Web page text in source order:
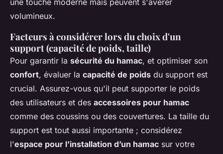
une touche moderne mais peuvent s'avérer
volumineux.
Facteurs à considérer lors du choix d'un
support (capacité de poids, taille)
Pour garantir la sécurité du hamac, et optimiser son
confort, évaluer la capacité de poids du support est
crucial. Assurez-vous qu'il peut supporter le poids
des utilisateurs et des accessoires pour hamac
comme des coussins ou des couvertures. La taille du
support est tout aussi importante ; considérez
l'espace pour l'installation d’un hamac sur votre